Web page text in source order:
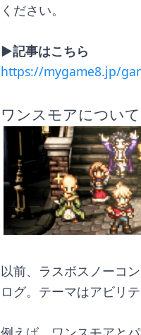
ください。
▶︎記事はこちら
https://mygame8.jp/
ワンスモアについ
以前、ラスボスノーコ
ログ。テーマはアビリ